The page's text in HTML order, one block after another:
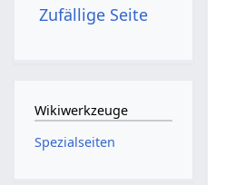
Zufällige Seite
Wikiwerkzeuge
Spezialseiten